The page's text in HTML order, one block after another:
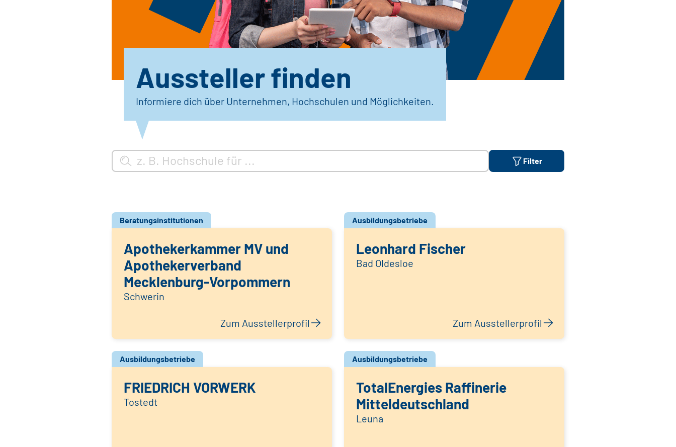
Aussteller finden
Informiere dich über Unternehmen, Hochschulen und Möglichkeiten.
Filter
Beratungsinstitutionen
Apothekerkammer MV und
Apothekerverband
Mecklenburg-Vorpommern
Schwerin
Zum Ausstellerprofil
Ausbildungsbetriebe
Leonhard Fischer
Bad Oldesloe
Zum Ausstellerprofil
Ausbildungsbetriebe
FRIEDRICH VORWERK
Tostedt
Ausbildungsbetriebe
TotalEnergies Raffinerie
Mitteldeutschland
Leuna